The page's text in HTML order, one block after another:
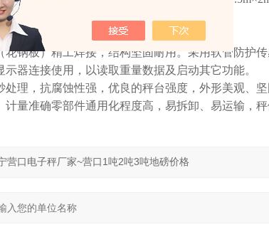
吨2吨3吨地磅价格
钢板）精工焊接，结构坚固耐用。采用软管防护传
器连接使用，以读取重量数据及启动其它功能。
理，抗腐蚀性强，优良的秤台强度，外形美观、坚
计量准确零部件通用化程度高，易拆卸、易运输，